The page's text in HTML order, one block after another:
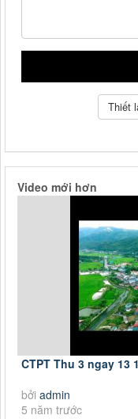
Video mới hơn
CTPT Thu 3 ngay 13
bởi admin
5 năm trước